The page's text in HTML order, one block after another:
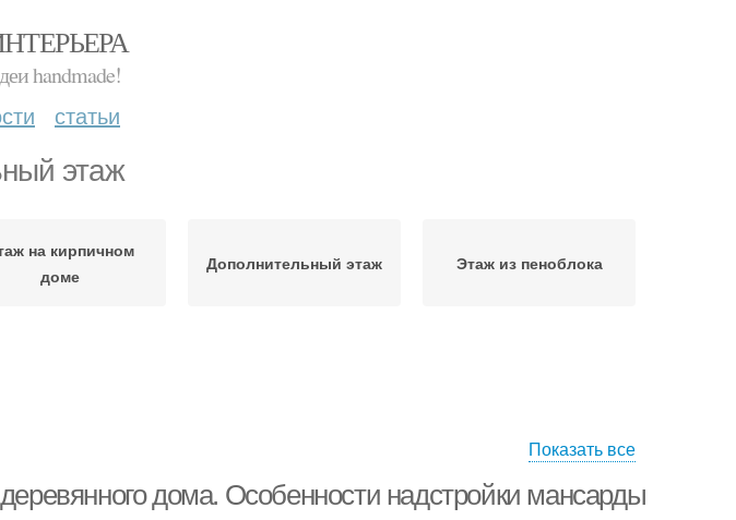
handmade!
статьи
этаж
на кирпичном
доме
Дополнительный этаж Этаж из пеноблока
Показать все
дома. Особенности надстройки мансарды